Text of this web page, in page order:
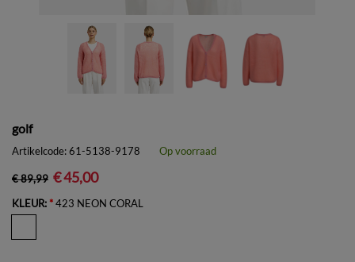
golf
Artikelcode:61-5138-9178 Op voorraad
€ 89,99 € 45,00
KLEUR:*423 NEON CORAL